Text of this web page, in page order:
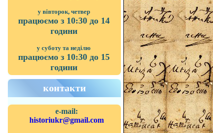
у вівторок, четвер
працюємо з 10:30 до 14
години
у суботу та неділю
працюємо з 10:30 до 15
години
контакти
e-mail:
historiukr@gmail.com